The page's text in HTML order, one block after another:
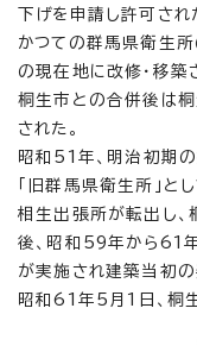
下げを申請し許可され
かつての群馬県衛生
の現在地に改修・移
桐生市との合併後は
された。
昭和51年、明治初期
「旧群馬県衛生所」と
相生出張所が転出し、
後、昭和59年から61
が実施され建築当初の
昭和61年5月1日、桐